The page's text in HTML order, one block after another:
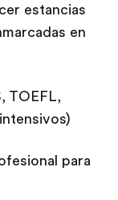
estancias
en
TOEFL,
para